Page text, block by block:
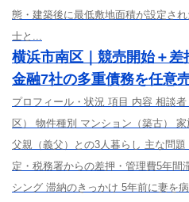
態・建築後に最低敷地面積が設定さ
士と...
横浜市南区｜競売開始＋
金融7社の多重債務を任意
プロフィール・状況 項目 内容 相談
区） 物件種別 マンション（築古）
父親（義父）との3人暮らし 主な問
定・税務署からの差押・管理費5年間
シング 滞納のきっかけ 5年前に妻を